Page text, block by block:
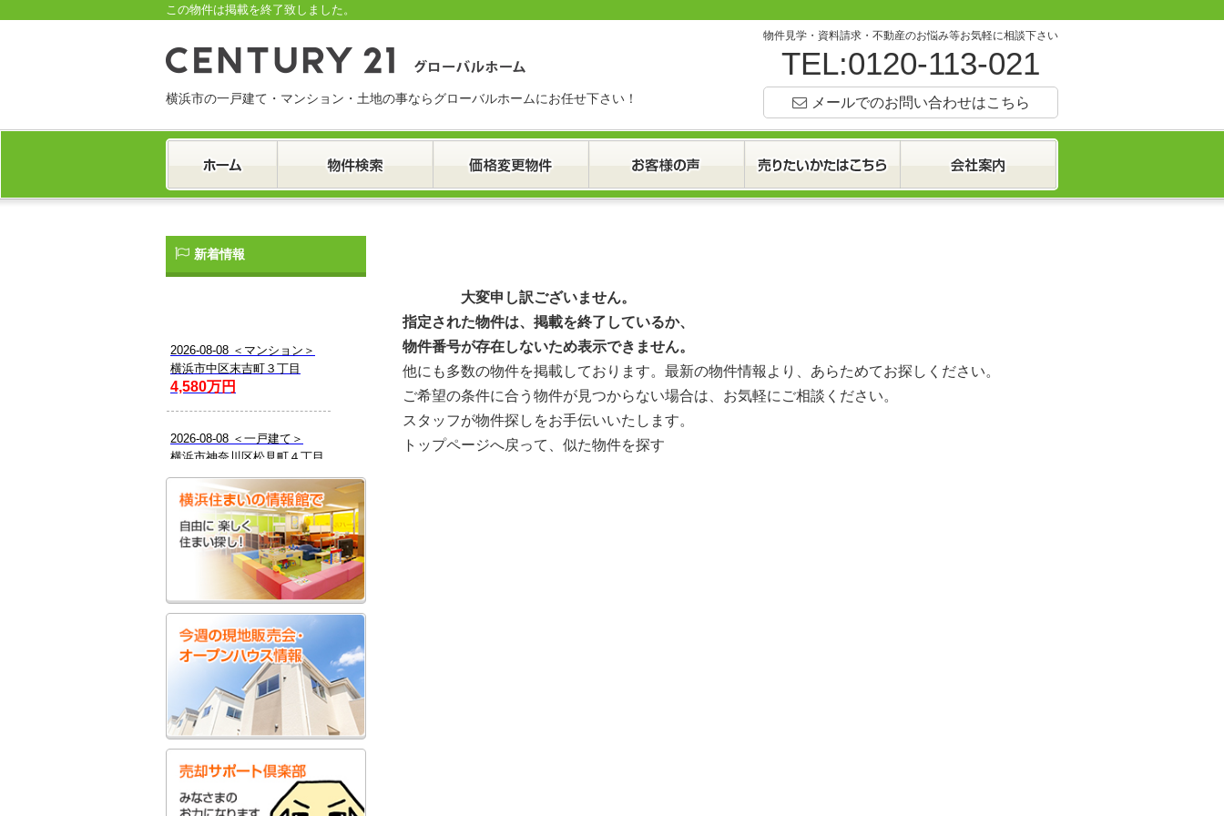
この物件は掲載を終了致しました。
横浜市の一戸建て・マンション・土地の事ならグローバルホームにお任せ下さい！
物件見学・資料請求・不動産のお悩み等お気軽に相談下さい
TEL:0120-113-021
メールでのお問い合わせはこちら
一戸建て
マンション
土地
大変申し訳ございません。
指定された物件は、掲載を終了しているか、
物件番号が存在しないため表示できません。
他にも多数の物件を掲載しております。最新の物件情報より、あらためてお探しください。
ご希望の条件に合う物件が見つからない場合は、お気軽にご相談ください。
スタッフが物件探しをお手伝いいたします。
トップページへ戻って、似た物件を探す
新着情報